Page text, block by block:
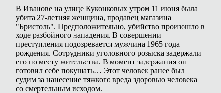
В Иванове на улице Куконковых утром 11 июня была
убита 27-летняя женщина, продавец магазина
"Бристоль". Предположительно, убийство произошло в
ходе разбойного нападения. В совершении
преступления подозревается мужчина 1965 года
рождения. Сотрудники уголовного розыска задержали
его по месту жительства. В момент задержания он
готовил себе покушать… Этот человек ранее был
судим за нанесение тяжкого вреда здоровью человека
со смертельным исходом.